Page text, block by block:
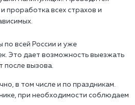
проработка всех страхов и
по всей России и уже
Это дает возможность выезжать
после вызова.
в том числе и по праздникам.
при необходимости соблюдаем